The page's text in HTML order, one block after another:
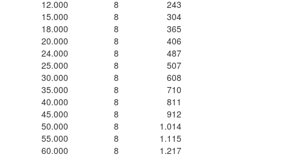
12.000
8
243
15.000
8
304
18.000
8
365
20.000
8
406
24.000
8
487
25.000
8
507
30.000
8
608
35.000
8
710
40.000
8
811
45.000
8
912
50.000
8
1.014
55.000
8
1.115
60.000
8 1.217